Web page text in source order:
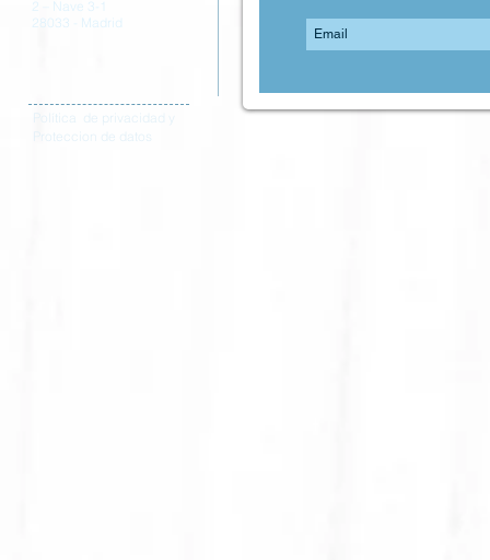
2 – Nave 3-1
28033 - Madrid
Política de privacidad y
Proteccion de datos